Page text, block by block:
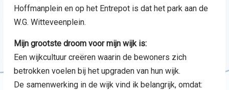
Hoffmanplein en op het Entrepot is dat het park aan de
W.G. Witteveenplein.
Mijn grootste droom voor mijn wijk is:
Een wijkcultuur creëren waarin de bewoners zich
betrokken voelen bij het upgraden van hun wijk.
De samenwerking in de wijk vind ik belangrijk, omdat: